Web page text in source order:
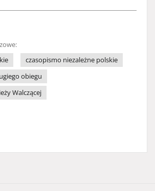
czasopismo niezależne polskie
obiegu
Walczącej